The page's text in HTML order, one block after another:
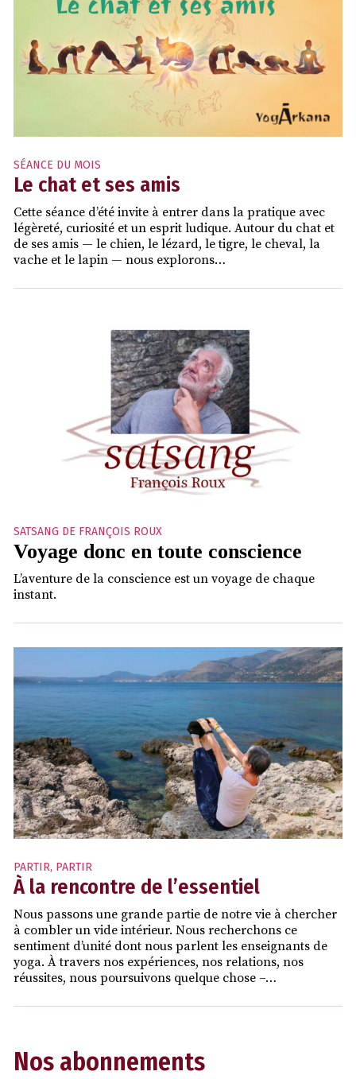
SÉANCE DU MOIS
Le chat et ses amis
Cette séance d’été invite à entrer dans la pratique avec
légèreté, curiosité et un esprit ludique. Autour du chat et
de ses amis — le chien, le lézard, le tigre, le cheval, la
vache et le lapin — nous explorons…
SATSANG DE FRANÇOIS ROUX
Voyage donc en toute conscience
L’aventure de la conscience est un voyage de chaque
instant.
PARTIR, PARTIR
À la rencontre de l’essentiel
Nous passons une grande partie de notre vie à chercher
à combler un vide intérieur. Nous recherchons ce
sentiment d’unité dont nous parlent les enseignants de
yoga. À travers nos expériences, nos relations, nos
réussites, nous poursuivons quelque chose –…
Nos abonnements